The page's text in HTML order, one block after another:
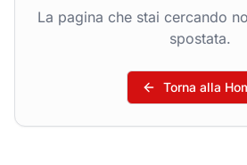
La pagina che stai cercando
spostata.
Torna alla